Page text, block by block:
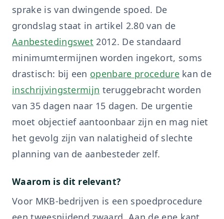
sprake is van dwingende spoed. De
grondslag staat in artikel 2.80 van de
Aanbestedingswet 2012. De standaard
minimumtermijnen worden ingekort, soms
drastisch: bij een openbare procedurekan de
inschrijvingstermijn teruggebracht worden
van 35 dagen naar 15 dagen. De urgentie
moet objectief aantoonbaar zijn en mag niet
het gevolg zijn van nalatigheid of slechte
planning van de aanbesteder zelf.
Waarom is dit relevant?
Voor MKB-bedrijven is een spoedprocedure